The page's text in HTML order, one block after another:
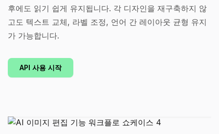
후에도 읽기 쉽게 유지됩니다. 각 디자인을 재구축하지 않
고도 텍스트 교체, 라벨 조정, 언어 간 레이아웃 균형 유지
가 가능합니다.
API 사용 시작